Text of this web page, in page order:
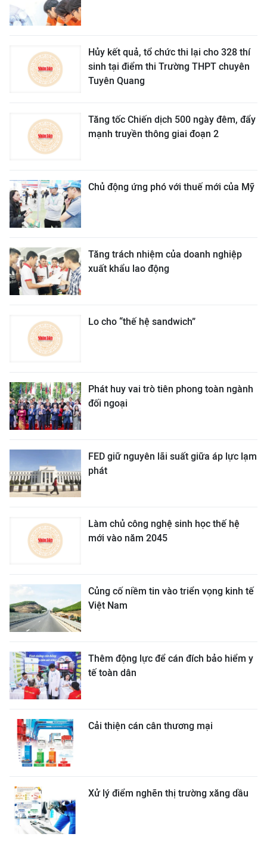
Hủy kết quả, tổ chức thi lại cho 328 thí
sinh tại điểm thi Trường THPT chuyên
Tuyên Quang
Tăng tốc Chiến dịch 500 ngày đêm, đẩy
mạnh truyền thông giai đoạn 2
Chủ động ứng phó với thuế mới của Mỹ
Tăng trách nhiệm của doanh nghiệp
xuất khẩu lao động
Lo cho “thế hệ sandwich”
Phát huy vai trò tiên phong toàn ngành
đối ngoại
FED giữ nguyên lãi suất giữa áp lực lạm
phát
Làm chủ công nghệ sinh học thế hệ
mới vào năm 2045
Củng cố niềm tin vào triển vọng kinh tế
Việt Nam
Thêm động lực để cán đích bảo hiểm y
tế toàn dân
Cải thiện cán cân thương mại
Xử lý điểm nghẽn thị trường xăng dầu